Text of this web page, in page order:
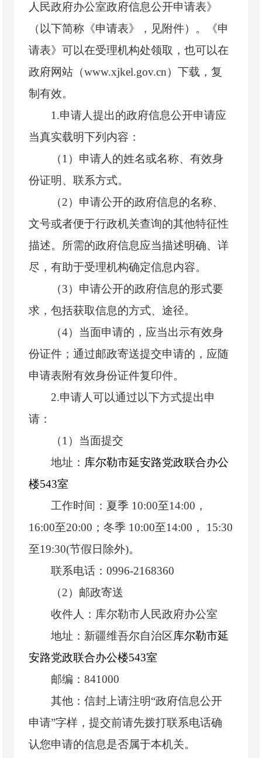
人民政府办公室政府信息公开申请表》
（以下简称《申请表》，见附件）。《申
请表》可以在受理机构处领取，也可以在
政府网站（www.xjkel.gov.cn）下载，复
制有效。
1.申请人提出的政府信息公开申请应
当真实载明下列内容：
（1）申请人的姓名或名称、有效身
份证明、联系方式。
（2）申请公开的政府信息的名称、
文号或者便于行政机关查询的其他特征性
描述。所需的政府信息应当描述明确、详
尽，有助于受理机构确定信息内容。
（3）申请公开的政府信息的形式要
求，包括获取信息的方式、途径。
（4）当面申请的，应当出示有效身
份证件；通过邮政寄送提交申请的，应随
申请表附有效身份证件复印件。
2.申请人可以通过以下方式提出申
请：
（1）当面提交
地址： 库尔勒市延安路党政联合办公
楼543室
工作时间：夏季 10:00至14:00，
16:00至20:00；冬季 10:00至14:00， 15:30
至19:30(节假日除外)。
联系电话：0996-2168360
（2）邮政寄送
收件人：库尔勒市人民政府办公室
地址：新疆维吾尔自治区 库尔勒市延
安路党政联合办公楼543室
邮编：841000
其他：信封上请注明“政府信息公开
申请”字样，提交前请先拨打联系电话确
认您申请的信息是否属于本机关。